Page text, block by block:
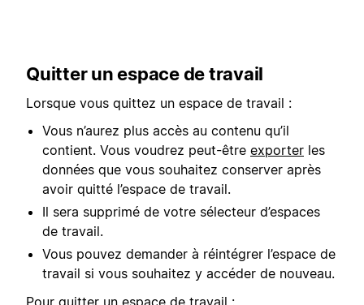
Quitter un espace de travail
Lorsque vous quittez un espace de travail :
Vous n’aurez plus accès au contenu qu’il
contient. Vous voudrez peut-être exporter les
données que vous souhaitez conserver après
avoir quitté l’espace de travail.
Il sera supprimé de votre sélecteur d’espaces
de travail.
Vous pouvez demander à réintégrer l’espace de
travail si vous souhaitez y accéder de nouveau.
Pour quitter un espace de travail :